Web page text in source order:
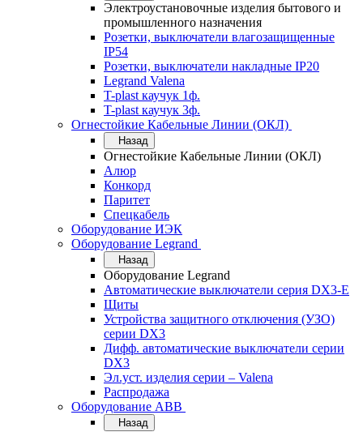
Электроустановочные изделия бытового и
промышленного назначения
Розетки, выключатели влагозащищенные
IP54
Розетки, выключатели накладные IP20
Legrand Valena
T-plast каучук 1ф.
T-plast каучук 3ф.
Огнестойкие Кабельные Линии (ОКЛ)
Назад
Огнестойкие Кабельные Линии (ОКЛ)
Алюр
Конкорд
Паритет
Спецкабель
Оборудование ИЭК
Оборудование Legrand
Назад
Оборудование Legrand
Автоматические выключатели серия DX3-E
Щиты
Устройства защитного отключения (УЗО)
серии DX3
Дифф. автоматические выключатели серии
DX3
Эл.уст. изделия серии – Valena
Распродажа
Оборудование АВВ
Назад